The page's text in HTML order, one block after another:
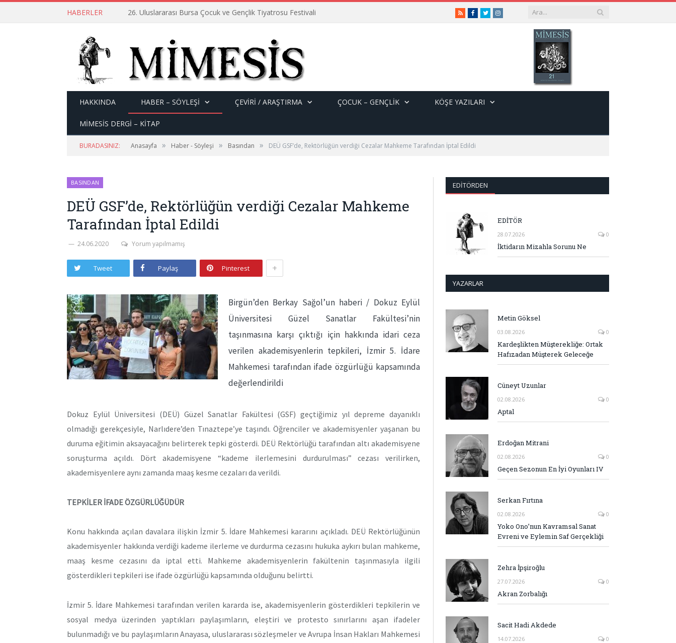
HABERLER 26. Uluslararası Bursa Çocuk ve Gençlik Tiyatrosu Festivali RSSFacebook
TwitterInstagram
HAKKINDA HABER – SÖYLEŞI ÇEVİRİ / ARAŞTIRMA ÇOCUK – GENÇLIK KÖŞE YAZILARI
MİMESİS DERGİ – KİTAP
BURADASINIZ: Anasayfa » Haber - Söyleşi » Basından » DEÜ GSF’de, Rektörlüğün verdiği Cezalar Mahkeme Tarafından İptal Edildi
BASINDAN
DEÜ GSF’de, Rektörlüğün verdiği Cezalar Mahkeme
Tarafından İptal Edildi
24.06.2020 Yorum yapılmamış
Tweet Paylaş Pinterest +
Birgün’den Berkay Sağol’un haberi / Dokuz Eylül
Üniversitesi Güzel Sanatlar Fakültesi’nin
taşınmasına karşı çıktığı için hakkında idari ceza
verilen akademisyenlerin tepkileri, İzmir 5. İdare
Mahkemesi tarafından ifade özgürlüğü kapsamında
değerlendirildi
Dokuz Eylül Üniversitesi (DEÜ) Güzel Sanatlar Fakültesi (GSF) geçtiğimiz yıl depreme dayanıklı
olmadığı gerekçesiyle, Narlıdere’den Tınaztepe’ye taşındı. Öğrenciler ve akademisyenler yaşanan bu
duruma eğitimin aksayacağını belirterek tepki gösterdi. DEÜ Rektörlüğü tarafından altı akademisyene
soruşturma açıldı. Dört akademisyene “kademe ilerlemesini durdurulması” cezası verilirken,
akademisyenlere aynı zamanda maaş kesme cezaları da verildi.
TEPKİLER İFADE ÖZGÜRLÜĞÜDÜR
Konu hakkında açılan davalara ilişkin İzmir 5. İdare Mahkemesi kararını açıkladı. DEÜ Rektörlüğünün
akademisyenler hakkında verdiği kademe ilerleme ve durdurma cezasını hukuka aykırı bulan mahkeme,
maaş kesme cezasını da iptal etti. Mahkeme akademisyenlerin fakültenin taşınmasıyla ilgili
gösterdikleri tepkileri ise ifade özgürlüğü kapsamında olduğunu belirtti.
İzmir 5. İdare Mahkemesi tarafından verilen kararda ise, akademisyenlerin gösterdikleri tepkilerin ve
sosyal medya üzerinden yaptıkları paylaşımların, eleştiri ve protesto sınırlarını aşan ifadeler
bulunmadığı ve bu paylaşımların Anayasa, uluslararası sözleşmeler ve Avrupa İnsan Hakları Mahkemesi
EDITÖRDEN
EDİTÖR
28.07.2026 0
İktidarın Mizahla Sorunu Ne
YAZARLAR
Metin Göksel
03.08.2026 0
Kardeşlikten Müşterekliğe: Ortak
Hafızadan Müşterek Geleceğe
Cüneyt Uzunlar
02.08.2026 0
Aptal
Erdoğan Mitrani
02.08.2026 0
Geçen Sezonun En İyi Oyunları IV
Serkan Fırtına
02.08.2026 0
Yoko Ono’nun Kavramsal Sanat
Evreni ve Eylemin Saf Gerçekliği
Zehra İpşiroğlu
27.07.2026 0
Akran Zorbalığı
Sacit Hadi Akdede
14.07.2026 0